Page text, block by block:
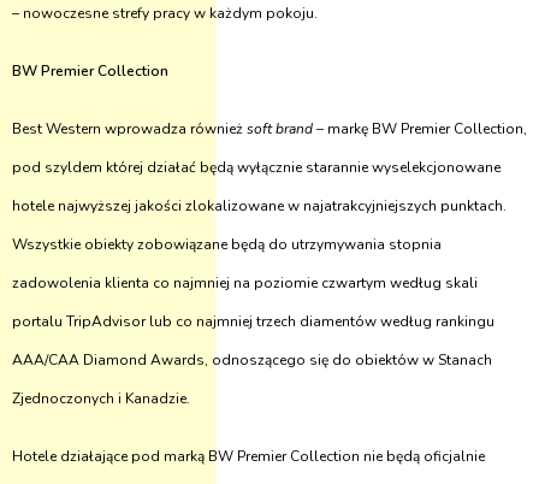
– nowoczesne strefy pracy w każdym pokoju.
BW Premier Collection
Best Western wprowadza równieżsoft brand– markę BW Premier Collection,
pod szyldem której działać będą wyłącznie starannie wyselekcjonowane
hotele najwyższej jakości zlokalizowane w najatrakcyjniejszych punktach.
Wszystkie obiekty zobowiązane będą do utrzymywania stopnia
zadowolenia klienta co najmniej na poziomie czwartym według skali
portalu TripAdvisor lub co najmniej trzech diamentów według rankingu
AAA/CAA Diamond Awards, odnoszącego się do obiektów w Stanach
Zjednoczonych i Kanadzie.
Hotele działające pod marką BW Premier Collection nie będą oficjalnie